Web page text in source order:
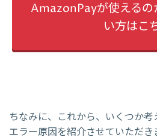
AmazonPayが使えるの
い方はこ
ちなみに、これから、いくつか
エラー原因を紹介させていただ